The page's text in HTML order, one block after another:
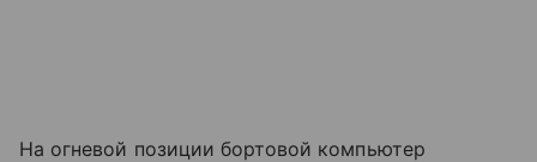
На огневой позиции бортовой компьютер